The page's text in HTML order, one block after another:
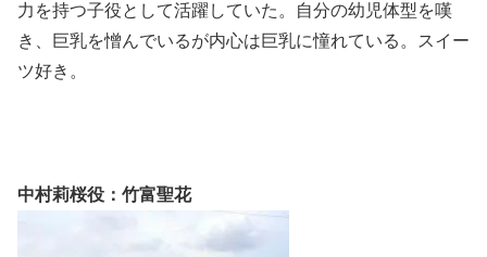
力を持つ子役として活躍していた。自分の幼児体型を嘆
き、巨乳を憎んでいるが内心は巨乳に憧れている。スイー
ツ好き。
中村莉桜役：竹富聖花